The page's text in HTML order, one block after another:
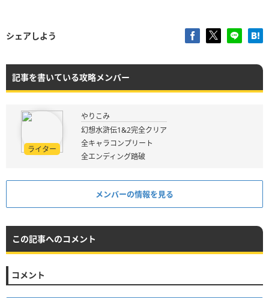
シェアしよう
記事を書いている攻略メンバー
ライター
やりこみ
幻想水滸伝1&2完全クリア
全キャラコンプリート
全エンディング踏破
メンバーの情報を見る
この記事へのコメント
コメント